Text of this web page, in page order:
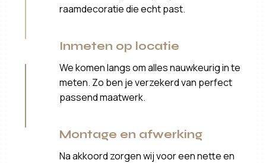
raamdecoratie die echt past.
Inmeten op locatie
We komen langs om alles nauwkeurig in te
meten. Zo ben je verzekerd van perfect
passend maatwerk.
Montage en afwerking
Na akkoord zorgen wij voor een nette en